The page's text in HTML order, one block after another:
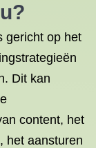
gericht op het
Dit kan
content, het
het aansturen